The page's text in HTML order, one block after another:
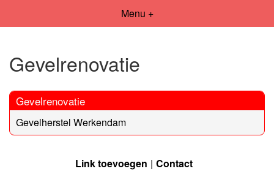
Menu +
Gevelrenovatie
Gevelrenovatie
Gevelherstel Werkendam
Link toevoegen Contact